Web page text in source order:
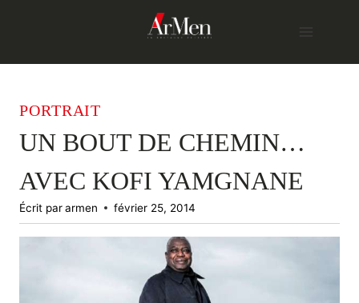
PORTRAIT
UN BOUT DE CHEMIN…
AVEC KOFI YAMGNANE
Écrit pararmen février 25, 2014